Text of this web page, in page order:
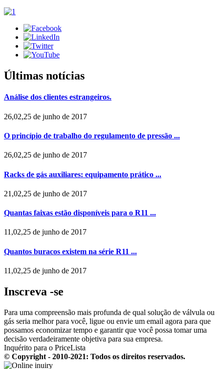
Últimas notícias
Análise dos clientes estrangeiros.
26,02,25 de junho de 2017
O princípio de trabalho do regulamento de pressão ...
26,02,25 de junho de 2017
Racks de gás auxiliares: equipamento prático ...
21,02,25 de junho de 2017
Quantas faixas estão disponíveis para o R11 ...
11,02,25 de junho de 2017
Quantos buracos existem na série R11 ...
11,02,25 de junho de 2017
Inscreva -se
Para uma compreensão mais profunda de qual solução de válvula ou
gás seria melhor para você, ligue ou envie um email agora para que
possamos economizar tempo e garantir que você possa tomar uma
decisão verdadeiramente objetiva para sua empresa.
Inquérito para o PriceLista
© Copyright - 2010-2021: Todos os direitos reservados.